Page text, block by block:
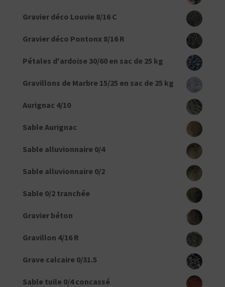
Gravier déco Louvie 8/16 C
Gravier déco Pontonx 8/16 R
Pétales d'ardoise 30/60 en sac de 25 kg
Gravillons de Marbre 15/25 en sac de 25 kg
Aurignac 4/10
Sable Aurignac
Sable alluvionnaire 0/4
Sable alluvionnaire 0/2
Sable 0/2 tranchée
Gravier béton
Gravillon 4/16 R
Grave calcaire 0/31.5
Sable tuile 0/4 concassé